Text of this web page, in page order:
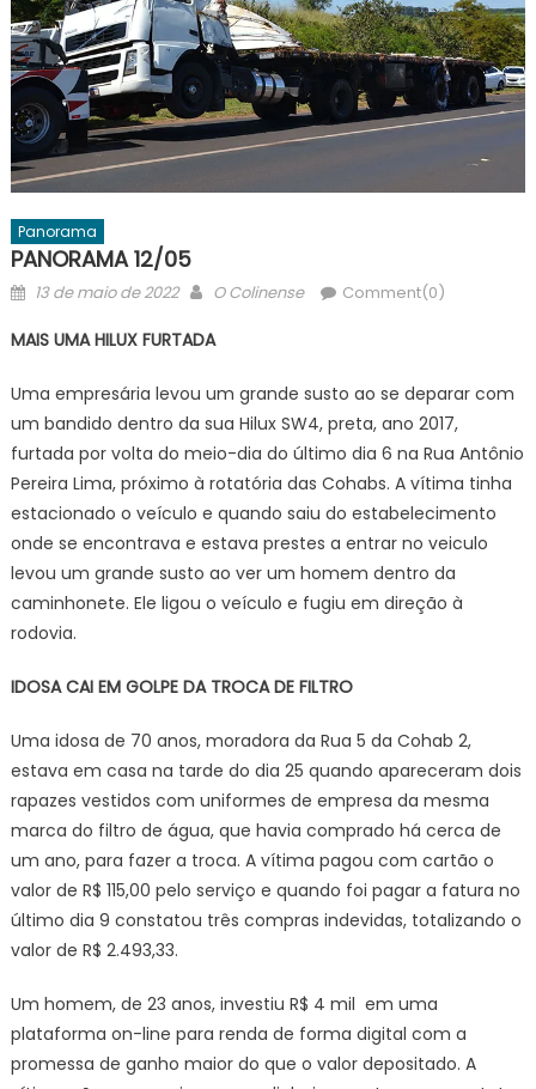
Panorama
PANORAMA 12/05
Posted
13 de maio de 2022 Author
O Colinense Comment(0)
MAIS UMA HILUX FURTADA
Uma empresária levou um grande susto ao se deparar com
um bandido dentro da sua Hilux SW4, preta, ano 2017,
furtada por volta do meio-dia do último dia 6 na Rua Antônio
Pereira Lima, próximo à rotatória das Cohabs. A vítima tinha
estacionado o veículo e quando saiu do estabelecimento
onde se encontrava e estava prestes a entrar no veiculo
levou um grande susto ao ver um homem dentro da
caminhonete. Ele ligou o veículo e fugiu em direção à
rodovia.
IDOSA CAI EM GOLPE DA TROCA DE FILTRO
Uma idosa de 70 anos, moradora da Rua 5 da Cohab 2,
estava em casa na tarde do dia 25 quando apareceram dois
rapazes vestidos com uniformes de empresa da mesma
marca do filtro de água, que havia comprado há cerca de
um ano, para fazer a troca. A vítima pagou com cartão o
valor de R$ 115,00 pelo serviço e quando foi pagar a fatura no
último dia 9 constatou três compras indevidas, totalizando o
valor de R$ 2.493,33.
Um homem, de 23 anos, investiu R$ 4 mil em uma
plataforma on-line para renda de forma digital com a
promessa de ganho maior do que o valor depositado. A